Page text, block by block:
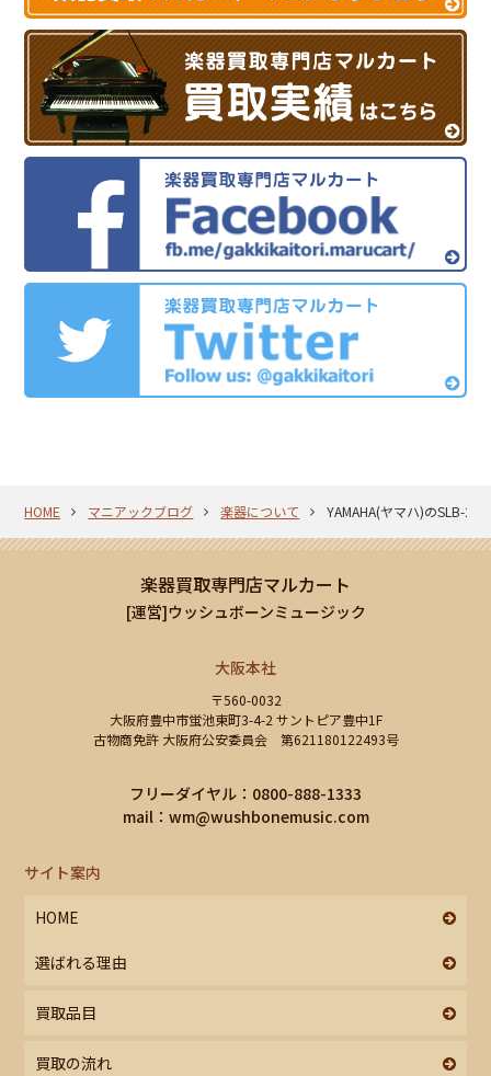
HOME マニアックブログ 楽器について YAMAHA(ヤマハ)のSLB-
楽器買取専門店マルカート
[運営]ウッシュボーンミュージック
大阪本社
〒560-0032
大阪府豊中市蛍池東町3-4-2 サントピア豊中1F
古物商免許 大阪府公安委員会 第621180122493号
フリーダイヤル：0800-888-1333
mail： wm@wushbonemusic.com
サイト案内
HOME
選ばれる理由
買取品目
買取の流れ